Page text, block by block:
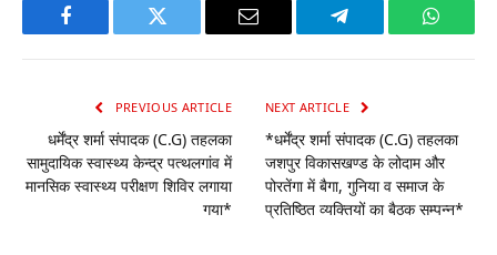
Facebook Twitter Email Telegram
PREVIOUS ARTICLE
धर्मेंद्र शर्मा संपादक (C.G) तहलका
सामुदायिक स्वास्थ्य केन्द्र पत्थलगांव में
मानसिक स्वास्थ्य परीक्षण शिविर लगाया
गया*
NEXT ARTICLE
*धर्मेंद्र शर्मा संपादक (C.G) तहलका
जशपुर विकासखण्ड के लोदाम और
पोरतेंगा में बैगा, गुनिया व समाज के
प्रतिष्ठित व्यक्तियों का बैठक सम्पन्न*